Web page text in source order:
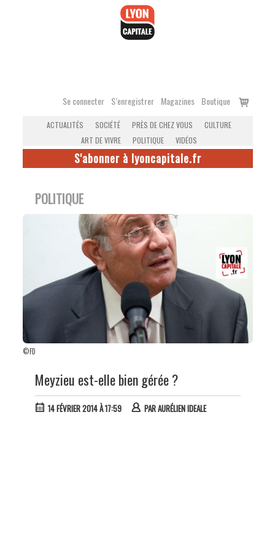
Se connecter S’enregistrer Magazines Boutique
Voir
ACTUALITÉS SOCIÉTÉ PRÈS DE CHEZ VOUS
CULTURE
ART DE VIVRE
POLITIQUE VIDÉOS
S'abonner à lyoncapitale.fr
POLITIQUE
©FD
Meyzieu est-elle bien gérée ?
14 FÉVRIER 2014 À 17:59 PARAURÉLIEN IDEALE